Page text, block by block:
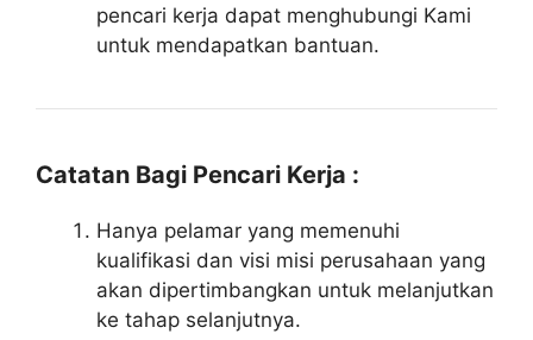
pencari kerja dapat menghubungi Kami
untuk mendapatkan bantuan.
Catatan Bagi Pencari Kerja :
Hanya pelamar yang memenuhi
kualifikasi dan visi misi perusahaan yang
akan dipertimbangkan untuk melanjutkan
ke tahap selanjutnya.